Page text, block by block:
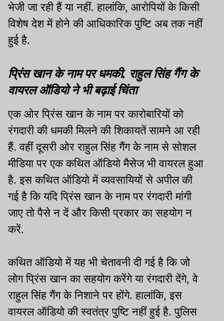
भेजी जा रही हैं या नहीं. हालांकि, आरोपियों के किसी
विशेष देश में होने की आधिकारिक पुष्टि अब तक नहीं
हुई है.
प्रिंस खान के नाम पर धमकी, राहुल सिंह गैंग के
वायरल ऑडियो ने भी बढ़ाई चिंता
एक ओर प्रिंस खान के नाम पर कारोबारियों को
रंगदारी की धमकी मिलने की शिकायतें सामने आ रही
हैं. वहीं दूसरी ओर राहुल सिंह गैंग के नाम से सोशल
मीडिया पर एक कथित ऑडियो मैसेज भी वायरल हुआ
है. इस कथित ऑडियो में व्यवसायियों से अपील की
गई है कि यदि प्रिंस खान के नाम पर रंगदारी मांगी
जाए तो पैसे न दें और किसी प्रकार का सहयोग न
करें.
कथित ऑडियो में यह भी चेतावनी दी गई है कि जो
लोग प्रिंस खान का सहयोग करेंगे या रंगदारी देंगे, वे
राहुल सिंह गैंग के निशाने पर होंगे. हालांकि, इस
वायरल ऑडियो की स्वतंत्र पुष्टि नहीं हुई है. पुलिस